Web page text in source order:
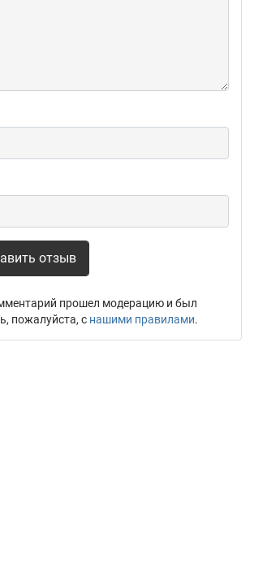
отзыв
прошел модерацию и был
пожалуйста, с нашими правилами.